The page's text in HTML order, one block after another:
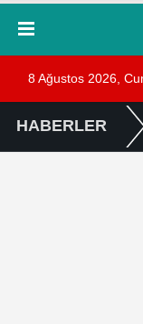
8 Ağustos 2026,
HABERLER